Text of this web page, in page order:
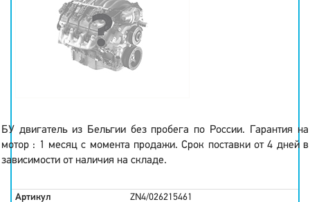
БУ двигатель из Бельгии без пробега по России. Гарантия на
мотор : 1 месяц с момента продажи. Срок поставки от 4 дней в
зависимости от наличия на складе.
Артикул ZN4/026215461